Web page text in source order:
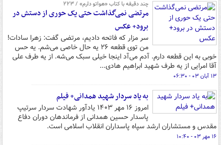
چند دقیقه با کتاب‌ «هواتو دارم» / ۲۲۳
مرتضی نمی‌گذاشت حتی یک حوری از دستش در
برود+ عکس
سر مزار که فاتحه دادیم، مرتضی گفت: زهرا سادات!
من توی قطعه ۲۶ یه حال خاصی می‌شم. یه حس
خوبی به این قطعه دارم. آدم می‌آد اینجا خیلی سبک می‌شه. از یه طرف علی
آقا امرایی از یه طرف شهید ابراهیم هادی...
۱۳ آبان ۰۳ - ۰۶:۳۰
به یاد سردار شهید همدانی+ فیلم
امروز ۱۶ مهر ۱۴۰۳ یادآور شهادت سردار سرتیپ
پاسدار حسین همدانی از فرماندهان دوران دفاع
مقدس و مستشاران ارشد سپاه پاسداران انقلاب اسلامی است.
۱۶ مهر ۰۳ - ۱۰:۴۰